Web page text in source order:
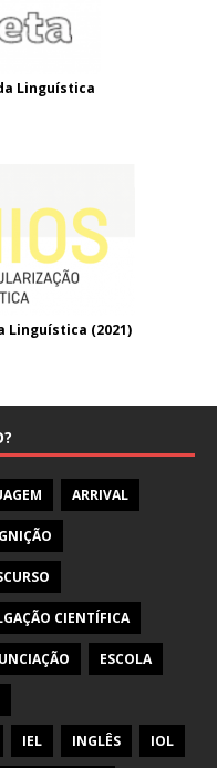
Linguística
Linguística (2021)
ARRIVAL
CIENTÍFICA
ESCOLA
IEL INGLÊS IOL